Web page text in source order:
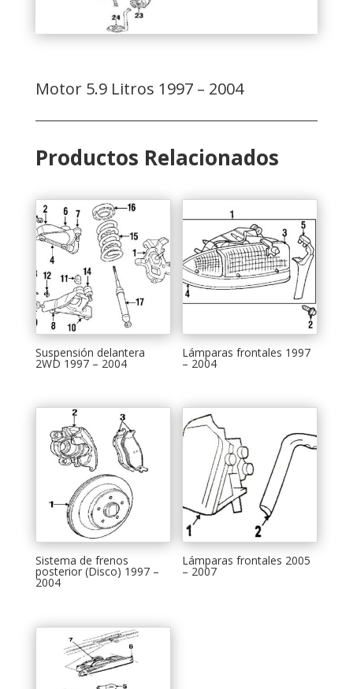
Motor 5.9 Litros 1997 – 2004
Productos Relacionados
Suspensión delantera
2WD 1997 – 2004
Lámparas frontales 1997
– 2004
Sistema de frenos
posterior (Disco) 1997 –
2004
Lámparas frontales 2005
– 2007